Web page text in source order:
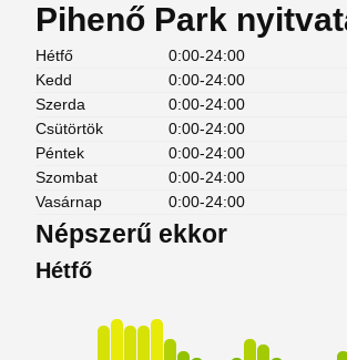
Pihenő Park
Hétfő
0:00-24:00
Kedd
0:00-24:00
Szerda
0:00-24:00
Csütörtök
0:00-24:00
Péntek
0:00-24:00
Szombat
0:00-24:00
Vasárnap
0:00-24:00
Népszerű ekkor
Hétfő